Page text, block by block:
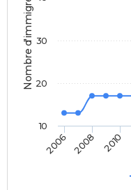
Nombre d'immigrés
2006 2008 2010
10
20
30